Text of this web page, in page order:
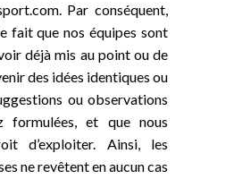
Par conséquent,
fait que nos équipes sont
déjà mis au point ou de
des idées identiques ou
ou observations
formulées, et que nous
d’exploiter. Ainsi, les
ne revêtent en aucun cas